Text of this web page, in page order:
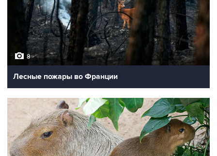
8
Лесные пожары во Франции